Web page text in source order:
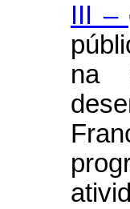
III –
na